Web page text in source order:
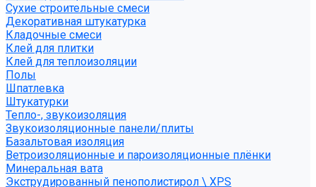
Сухие строительные смеси
Декоративная штукатурка
Кладочные смеси
Клей для плитки
Клей для теплоизоляции
Полы
Шпатлевка
Штукатурки
Тепло-, звукоизоляция
Звукоизоляционные панели/плиты
Базальтовая изоляция
Ветроизоляционные и пароизоляционные плёнки
Минеральная вата
Экструдированный пенополистирол \ XPS